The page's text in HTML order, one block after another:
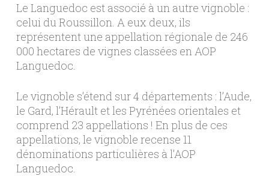
Le Languedoc est associé à un autre vignoble :
celui du Roussillon. A eux deux, ils
représentent une appellation régionale de 246
000 hectares de vignes classées en AOP
Languedoc.
Le vignoble s’étend sur 4 départements : l’Aude,
le Gard, l’Hérault et les Pyrénées orientales et
comprend 23 appellations ! En plus de ces
appellations, le vignoble recense 11
dénominations particulières à l’AOP
Languedoc.